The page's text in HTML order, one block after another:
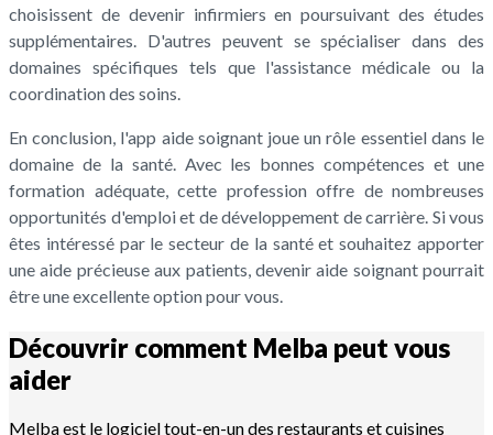
choisissent de devenir infirmiers en poursuivant des études
supplémentaires. D'autres peuvent se spécialiser dans des
domaines spécifiques tels que l'assistance médicale ou la
coordination des soins.
En conclusion, l'app aide soignant joue un rôle essentiel dans le
domaine de la santé. Avec les bonnes compétences et une
formation adéquate, cette profession offre de nombreuses
opportunités d'emploi et de développement de carrière. Si vous
êtes intéressé par le secteur de la santé et souhaitez apporter
une aide précieuse aux patients, devenir aide soignant pourrait
être une excellente option pour vous.
Découvrir comment Melba peut vous
aider
Melba est le logiciel tout-en-un des restaurants et cuisines